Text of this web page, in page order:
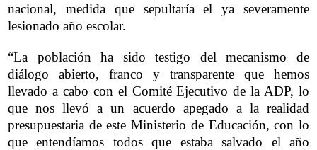
nacional, medida que sepultaría el ya severamente
lesionado año escolar.
“La población ha sido testigo del mecanismo de
diálogo abierto, franco y transparente que hemos
llevado a cabo con el Comité Ejecutivo de la ADP, lo
que nos llevó a un acuerdo apegado a la realidad
presupuestaria de este Ministerio de Educación, con lo
que entendíamos todos que estaba salvado el año